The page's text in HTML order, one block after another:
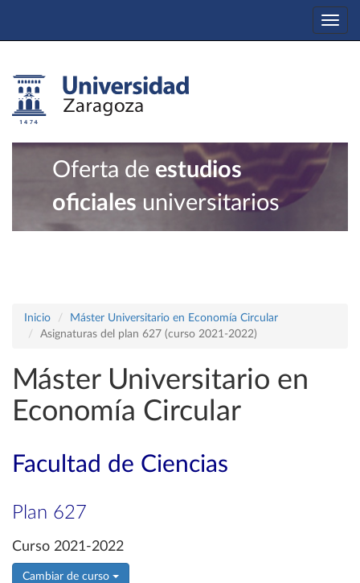
Oferta de estudios
oficiales universitarios
Inicio
Máster Universitario en Economía Circular
Asignaturas del plan 627 (curso 2021-2022)
Máster Universitario en
Economía Circular
Facultad de Ciencias
Plan 627
Curso 2021-2022
Cambiar de curso